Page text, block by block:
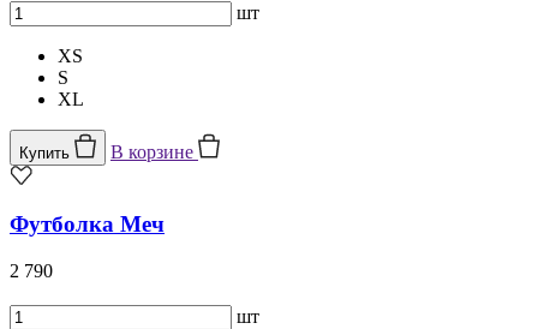
шт
XS
S
XL
Купить В корзине
Футболка Меч
2 790
шт